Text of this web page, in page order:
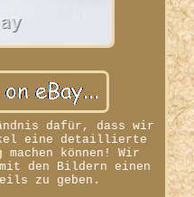
dafür, dass wir
eine detaillierte
machen können! Wir
mit den Bildern einen
zu geben.